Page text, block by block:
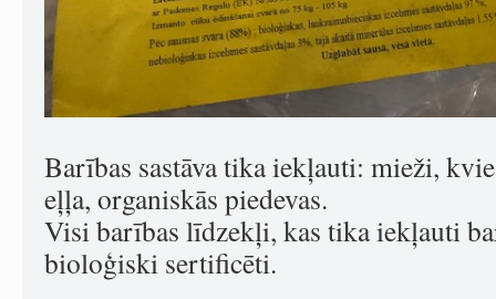
Barības sastāva tika iekļauti: mieži,
eļļa, organiskās piedevas.
Visi barības līdzekļi, kas tika iekļauti
bioloģiski sertificēti.